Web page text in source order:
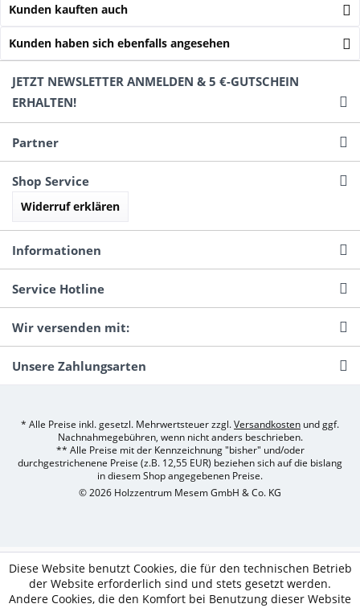
Kunden kauften auch
Kunden haben sich ebenfalls angesehen
JETZT NEWSLETTER ANMELDEN & 5 €-GUTSCHEIN
ERHALTEN!
Partner
Shop Service
Widerruf erklären
Informationen
Service Hotline
Wir versenden mit:
Unsere Zahlungsarten
* Alle Preise inkl. gesetzl. Mehrwertsteuer zzgl.Versandkosten und ggf.
Nachnahmegebühren, wenn nicht anders beschrieben.
** Alle Preise mit der Kennzeichnung "bisher" und/oder
durchgestrichenene Preise (z.B. 12,55 EUR) beziehen sich auf die bislang
in diesem Shop angegebenen Preise.
© 2026 Holzzentrum Mesem GmbH & Co. KG
Diese Website benutzt Cookies, die für den technischen Betrieb
der Website erforderlich sind und stets gesetzt werden.
Andere Cookies, die den Komfort bei Benutzung dieser Website